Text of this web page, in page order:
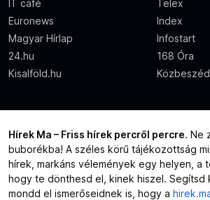
IT café
Telex
Euronews
Index
Magyar Hírlap
Infostart
24.hu
168 Óra
Kisalföld.hu
Közbeszéd
Hírek Ma – Friss hírek percről percre. Ne
buborékba! A széles körű tájékozottság
hírek, markáns vélemények egy helyen, a
hogy te dönthesd el, kinek hiszel. Segítsd
mondd el ismerőseidnek is, hogy a